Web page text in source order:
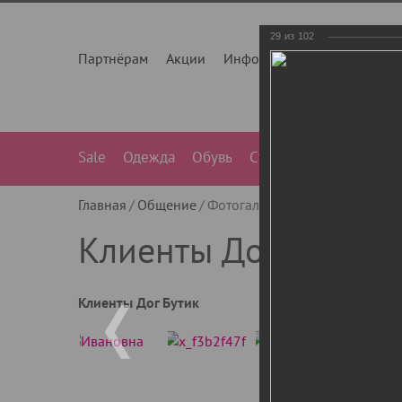
Партнёрам Акции Инфо О нас
Sale Одежда Обувь Сумки
Главная Общение Фотогалерея
Клиенты Дог Бутик
Клиенты Дог Бутик
29 из 102